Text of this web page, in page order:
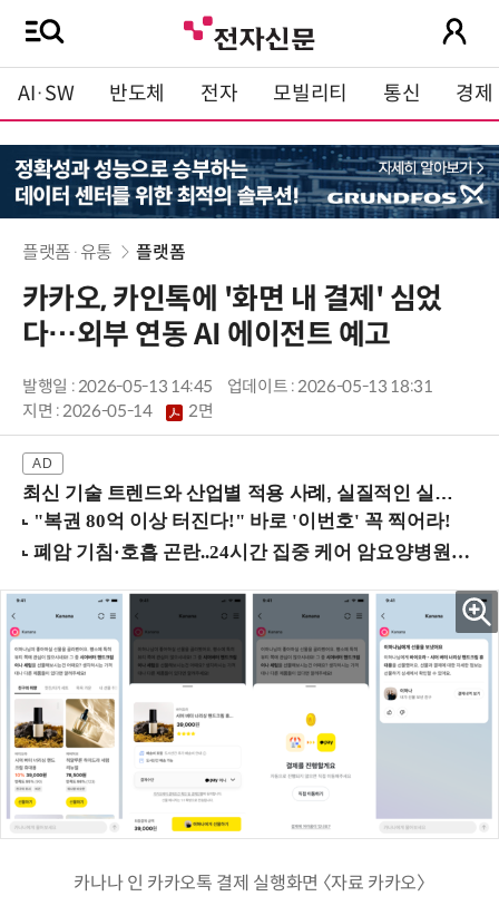
AI·SW 반도체 전자 모빌리티 통신 경제
플랫폼·유통 플랫폼
카카오, 카인톡에 '화면 내 결제' 심었
다…외부 연동 AI 에이전트 예고
발행일 : 2026-05-13 14:45
업데이트 : 2026-05-13 18:31
지면 :2026-05-14 2면
최신 기술 트렌드와 산업별 적용 사례, 실질적인 실행 전략을 공유 (9/18 양재역)
카나나 인 카카오톡 결제 실행화면 〈자료 카카오〉